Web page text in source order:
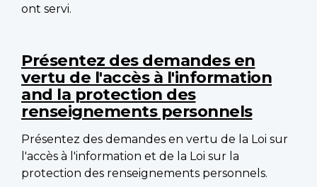
ont servi.
Présentez des demandes en
vertu de l'accès à l'information
and la protection des
renseignements personnels
Présentez des demandes en vertu de la Loi sur
l'accès à l'information et de la Loi sur la
protection des renseignements personnels.